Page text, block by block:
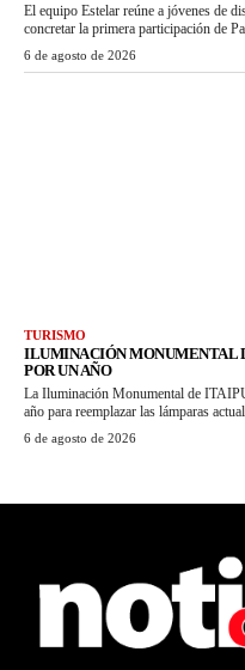
El equipo Estelar reúne a jóvenes de
concretar la primera participación de
6 de agosto de 2026
TURISMO
ILUMINACIÓN MONUMENTAL
POR UN AÑO
La Iluminación Monumental de
año para reemplazar las lámparas
6 de agosto de 2026